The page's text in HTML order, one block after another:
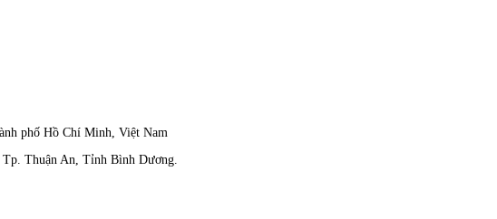
phố Hồ Chí Minh, Việt Nam
Thuận An, Tỉnh Bình Dương.